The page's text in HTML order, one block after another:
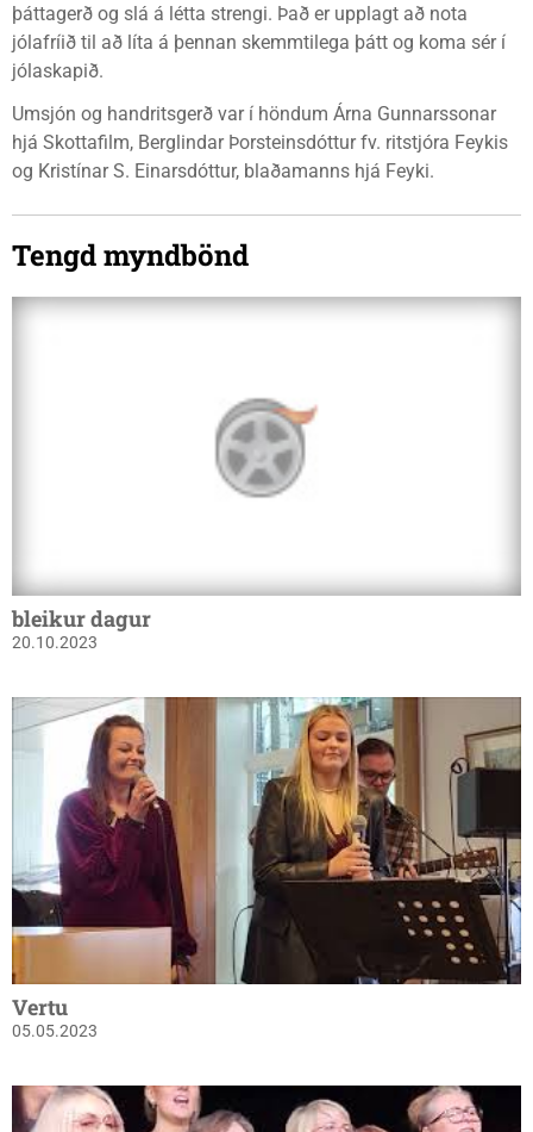
þáttagerð og slá á létta strengi. Það er upplagt að nota
jólafríið til að líta á þennan skemmtilega þátt og koma sér í
jólaskapið.
Umsjón og handritsgerð var í höndum Árna Gunnarssonar
hjá Skottafilm, Berglindar Þorsteinsdóttur fv. ritstjóra Feykis
og Kristínar S. Einarsdóttur, blaðamanns hjá Feyki.
Tengd myndbönd
bleikur dagur
20.10.2023
Vertu
05.05.2023